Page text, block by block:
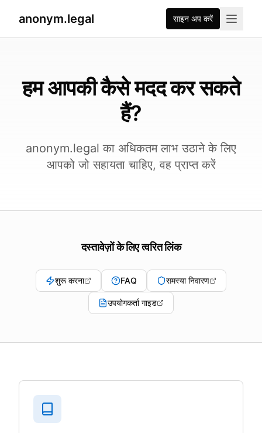
anonym.legal साइन अप करें
हम आपकी कैसे मदद कर सकते
हैं?
anonym.legal का अधिकतम लाभ उठाने के लिए
आपको जो सहायता चाहिए, वह प्राप्त करें
दस्तावेज़ों के लिए त्वरित लिंक
शुरू करना FAQ समस्या निवारण
उपयोगकर्ता गाइड